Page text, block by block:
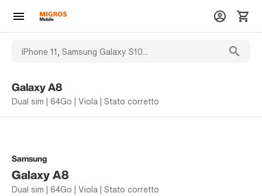
Galaxy A8
Dual sim | 64Go | Viola | Stato corretto
Samsung
Galaxy A8
Dual sim | 64Go | Viola | Stato corretto